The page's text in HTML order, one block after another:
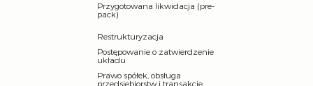
Przygotowana likwidacja (pre-
pack)
Restrukturyzacja
Postępowanie o zatwierdzenie
układu
Prawo spółek, obsługa
przedsiębiorstw i transakcje